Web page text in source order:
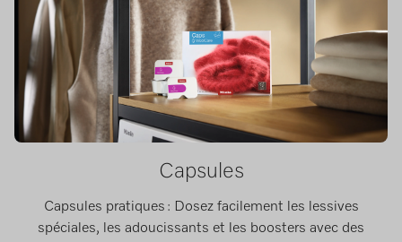
Capsules
Capsules pratiques : Dosez facilement les lessives
spéciales, les adoucissants et les boosters avec des